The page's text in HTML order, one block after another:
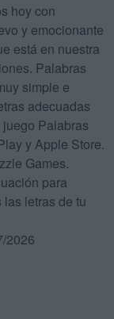
hoy con
y emocionante
está en nuestra
Palabras
simple e
adecuadas
Palabras
y Apple Store.
Games.
para
letras de tu
2026